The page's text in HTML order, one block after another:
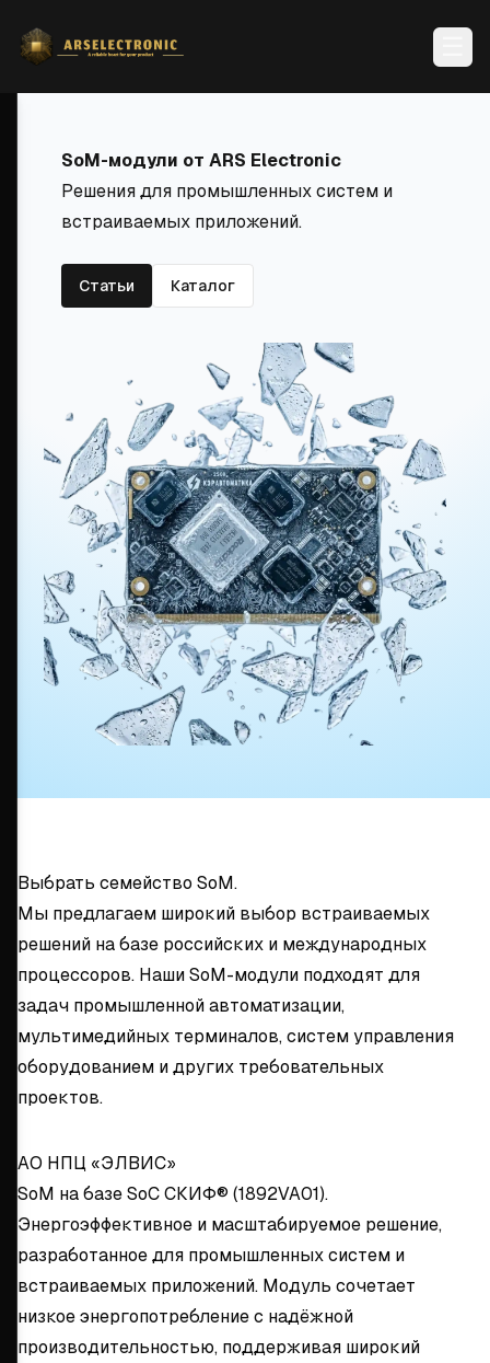
SoM-модули от ARS Electronic
Решения для промышленных систем и
встраиваемых приложений.
Статьи Каталог
Выбрать семейство SoM.
Мы предлагаем широкий выбор встраиваемых
решений на базе российских и международных
процессоров. Наши SoM-модули подходят для
задач промышленной автоматизации,
мультимедийных терминалов, систем управления
оборудованием и других требовательных
проектов.
АО НПЦ «ЭЛВИС»
SoM на базе SoC СКИФ® (1892VA01).
Энергоэффективное и масштабируемое решение,
разработанное для промышленных систем и
встраиваемых приложений. Модуль сочетает
низкое энергопотребление с надёжной
производительностью, поддерживая широкий